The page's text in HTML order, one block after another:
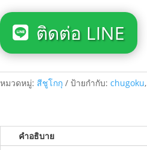
ติดต่อ LINE
หมวดหมู่: สีชูโกกุ ป้ายกำกับ: chugoku,
คำอธิบาย